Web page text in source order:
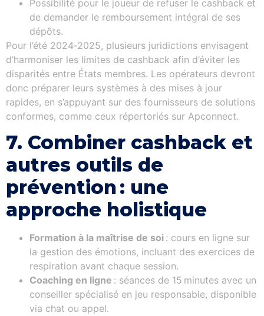
Possibilité pour le joueur de refuser le cashback et
de demander le remboursement intégral de ses
dépôts.
Pour l’été 2024‑2025, plusieurs juridictions envisagent
d’harmoniser les limites de cashback afin d’éviter les
disparités entre États membres. Les opérateurs devront
donc préparer leurs systèmes à des mises à jour
rapides, en s’appuyant sur des fournisseurs de solutions
conformes, comme ceux répertoriés sur Apconnect.
7. Combiner cashback et
autres outils de
prévention : une
approche holistique
Formation à la maîtrise de soi : cours en ligne sur
la gestion des émotions, incluant des exercices de
respiration avant chaque session.
Coaching en ligne : séances de 15 minutes avec un
conseiller spécialisé en jeu responsable, disponible
via chat ou appel.